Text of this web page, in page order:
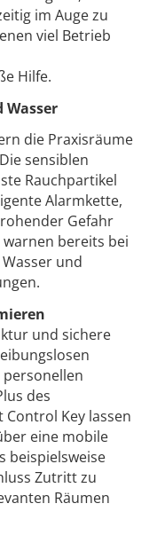
im Auge zu
viel Betrieb
Hilfe.
Wasser
die Praxisräume
sensiblen
Rauchpartikel
Alarmkette,
Gefahr
bereits bei
und
und sichere
des
Control Key lassen
eine mobile
beispielsweise
Zutritt zu
Räumen